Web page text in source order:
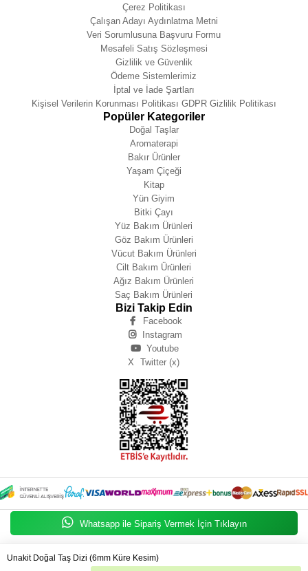
Unakit Doğal Taş Dizi (6mm Küre Kesim)
Çerez Politikası
Çalışan Adayı Aydınlatma Metni
Veri Sorumlusuna Başvuru Formu
Mesafeli Satış Sözleşmesi
Gizlilik ve Güvenlik
Ödeme Sistemlerimiz
İptal ve İade Şartları
Kişisel Verilerin Korunması Politikası GDPR Gizlilik Politikası
Popüler Kategoriler
Doğal Taşlar
Aromaterapi
Bakır Ürünler
Yaşam Çiçeği
Kitap
Yün Giyim
Bitki Çayı
Yüz Bakım Ürünleri
Göz Bakım Ürünleri
Vücut Bakım Ürünleri
Cilt Bakım Ürünleri
Ağız Bakım Ürünleri
Saç Bakım Ürünleri
Bizi Takip Edin
Facebook
Instagram
Youtube
X
Twitter (x)
Zeynep IŞIK BÜYÜKBAY
© 2025zeynepbuyukbay.com - Tüm Hakları Saklıdır.
Whatsapp ile Sipariş Vermek İçin Tıklayın